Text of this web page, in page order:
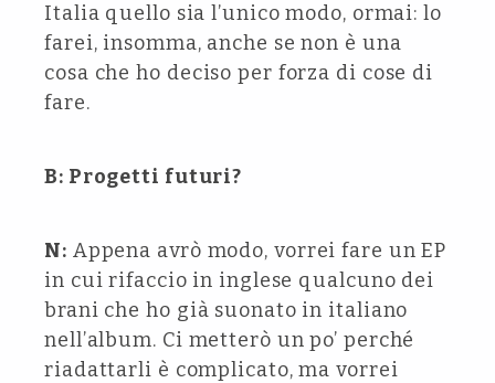
Italia quello sia l’unico modo, ormai: lo
farei, insomma, anche se non è una
cosa che ho deciso per forza di cose di
fare.
B: Progetti futuri?
N: Appena avrò modo, vorrei fare un EP
in cui rifaccio in inglese qualcuno dei
brani che ho già suonato in italiano
nell’album. Ci metterò un po’ perché
riadattarli è complicato, ma vorrei